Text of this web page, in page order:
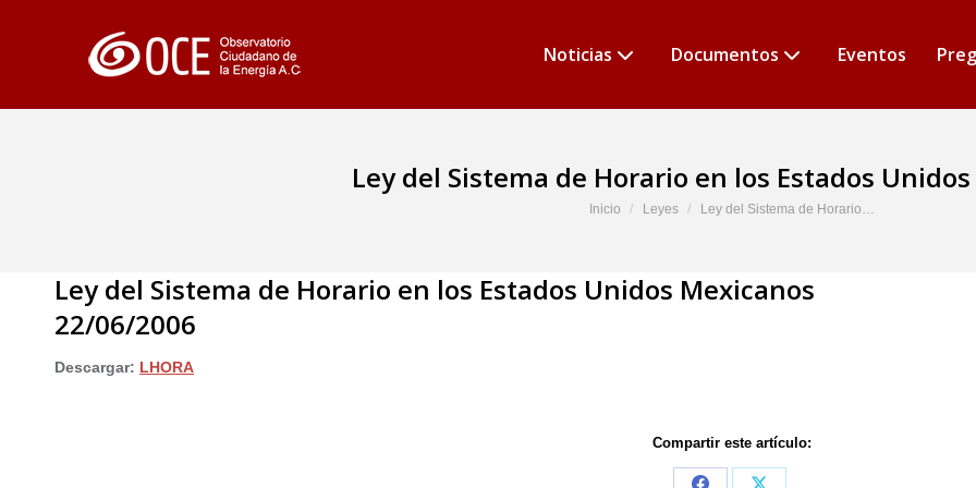
Noticias Documentos Eventos
Ley del Sistema de Horario en los Estados
Estás aquí:
Inicio Leyes Ley del Sistema de Horario…
Ley del Sistema de Horario en los Estados Unidos Mexicanos
22/06/2006
Descargar: LHORA
Compartir este artículo: